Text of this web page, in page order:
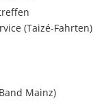
(Taizé-Fahrten)
Mainz)